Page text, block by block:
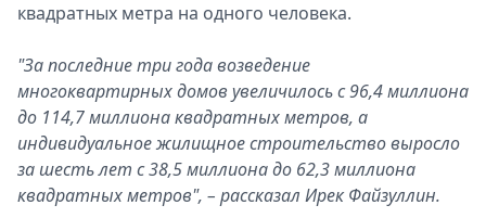
квадратных метра на одного человека.
"За последние три года возведение
многоквартирных домов увеличилось с 96,4 миллиона
до 114,7 миллиона квадратных метров, а
индивидуальное жилищное строительство выросло
за шесть лет с 38,5 миллиона до 62,3 миллиона
квадратных метров", – рассказал Ирек Файзуллин.